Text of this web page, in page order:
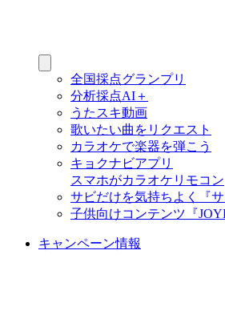
全国採点グランプリ
分析採点AI＋
うたスキ動画
歌いたい曲をリクエスト
カラオケで楽器を弾こう
キョクナビアプリ
スマホがカラオケリモコン
サビだけを気持ちよく『サ
子供向けコンテンツ『
キャンペーン情報